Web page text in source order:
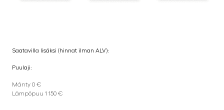
Saatavilla lisäksi (hinnat ilman ALV):
Puulaji:
Mänty 0 €
Lämpöpuu 1 150 €